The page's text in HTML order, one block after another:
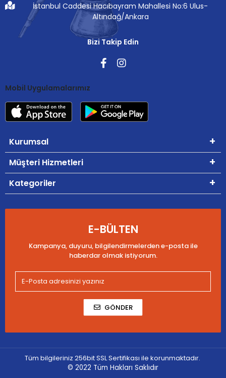
İstanbul Caddesi Hacıbayram Mahallesi No:6 Ulus-
Altındağ/Ankara
Bizi Takip Edin
Mobil Uygulamalarımız
Kurumsal
Müşteri Hizmetleri
Kategoriler
E-BÜLTEN
Kampanya, duyuru, bilgilendirmelerden e-posta ile
haberdar olmak istiyorum.
GÖNDER
Tüm bilgileriniz 256bit SSL Sertifikası ile korunmaktadır.
© 2022 Tüm Hakları Saklıdır